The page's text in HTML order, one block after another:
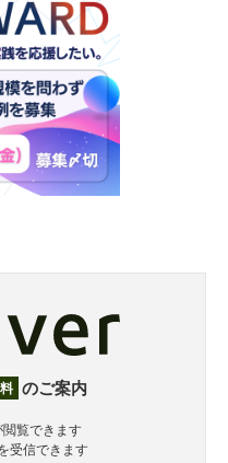
のご案内
閲覧できます
受信できます